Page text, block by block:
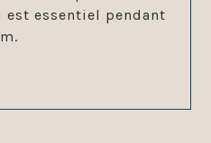
est essentiel pendant